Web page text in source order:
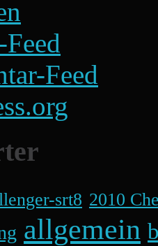
Feed
srt8 2010
allgemein